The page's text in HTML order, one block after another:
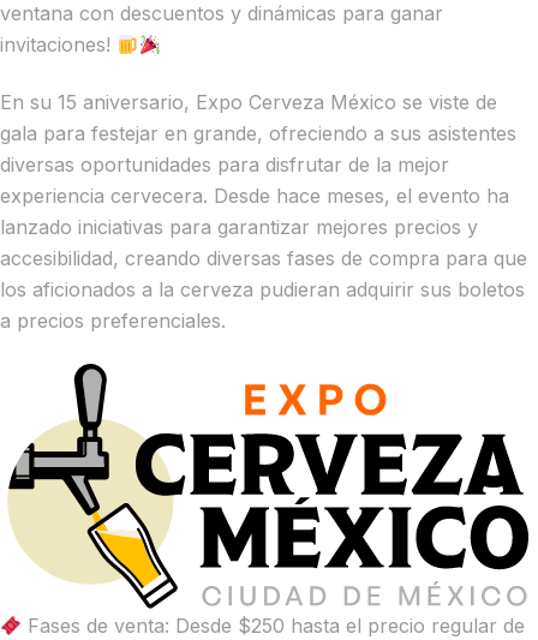
ventana con descuentos y dinámicas para ganar
invitaciones!
En su 15 aniversario, Expo Cerveza México se viste de
gala para festejar en grande, ofreciendo a sus asistentes
diversas oportunidades para disfrutar de la mejor
experiencia cervecera. Desde hace meses, el evento ha
lanzado iniciativas para garantizar mejores precios y
accesibilidad, creando diversas fases de compra para que
los aficionados a la cerveza pudieran adquirir sus boletos
a precios preferenciales.
Fases de venta: Desde $250 hasta el precio regular de